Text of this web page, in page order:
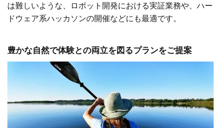
は難しいような、ロボット開発における実証業務や、ハー
ドウェア系ハッカソンの開催などにも最適です。
豊かな自然で体験との両立を図るプランをご提案